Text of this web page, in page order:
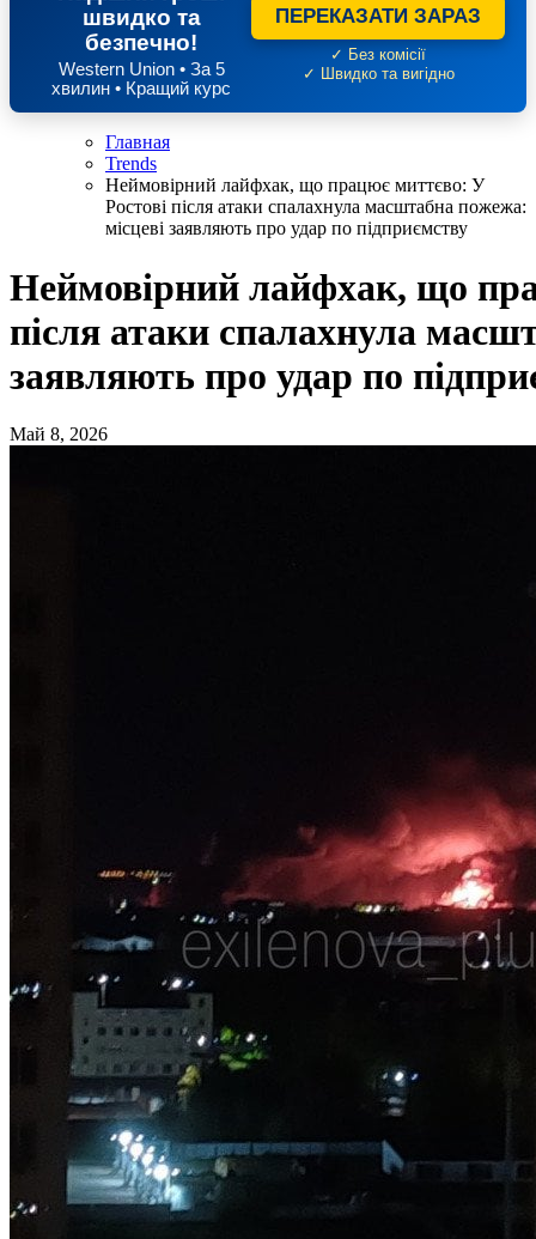
швидко та
безпечно!
Western Union • За 5
хвилин • Кращий курс
ПЕРЕКАЗАТИ ЗАРАЗ
✓ Без комісії
✓ Швидко та вигідно
Главная
Trends
Неймовірний лайфхак, що працює миттєво: У
Ростові після атаки спалахнула масштабна пожежа:
місцеві заявляють про удар по підприємству
Неймовірний лайфхак, що
після атаки спалахнула
заявляють про удар по
Май 8, 2026